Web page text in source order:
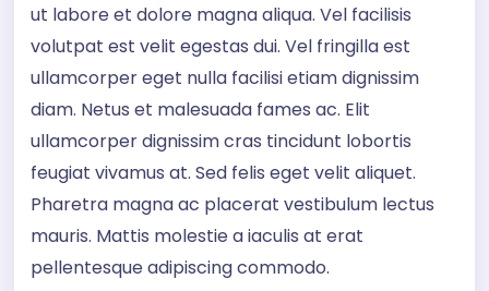
ut labore et dolore magna aliqua. Vel facilisis
volutpat est velit egestas dui. Vel fringilla est
ullamcorper eget nulla facilisi etiam dignissim
diam. Netus et malesuada fames ac. Elit
ullamcorper dignissim cras tincidunt lobortis
feugiat vivamus at. Sed felis eget velit aliquet.
Pharetra magna ac placerat vestibulum lectus
mauris. Mattis molestie a iaculis at erat
pellentesque adipiscing commodo.